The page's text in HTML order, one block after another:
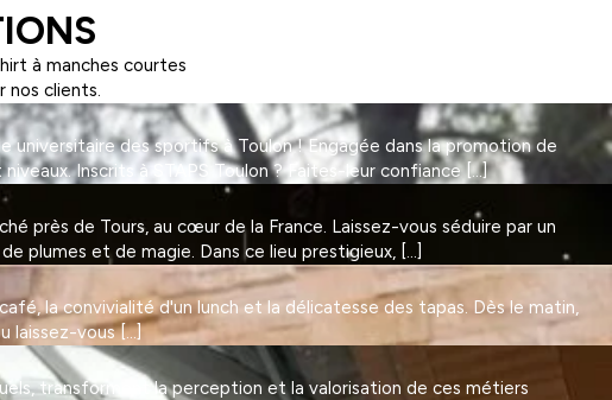
à manches courtes
nos clients.
universitaire des sportifs à Toulon ! Engagée dans la promotion de
Inscrits à STAPS Toulon ? Faites-leur confiance […]
près de Tours, au cœur de la France. Laissez-vous séduire par un
plumes et de magie. Dans ce lieu prestigieux, […]
la convivialité d'un lunch et la délicatesse des tapas. Dès le matin,
laissez-vous […]
transforment la perception et la valorisation de ces métiers